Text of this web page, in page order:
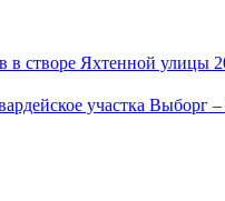
в створе Яхтенной улицы
участка Выборг